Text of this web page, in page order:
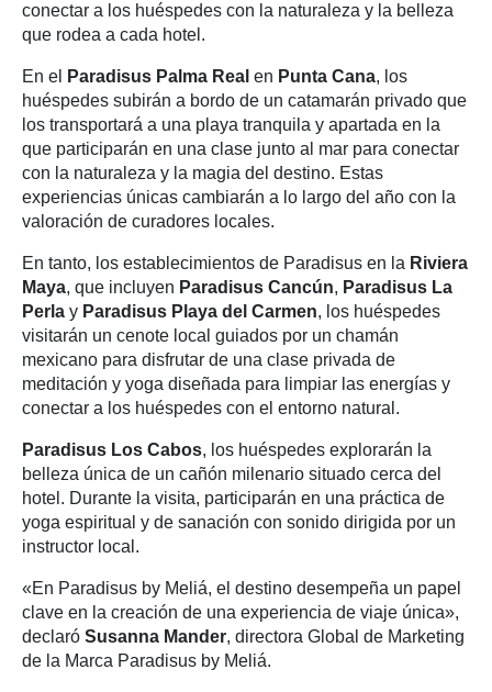
conectar a los huéspedes con la naturaleza y la belleza
que rodea a cada hotel.
En el Paradisus Palma Real en Punta Cana, los
huéspedes subirán a bordo de un catamarán privado que
los transportará a una playa tranquila y apartada en la
que participarán en una clase junto al mar para conectar
con la naturaleza y la magia del destino. Estas
experiencias únicas cambiarán a lo largo del año con la
valoración de curadores locales.
En tanto, los establecimientos de Paradisus en la Riviera
Maya, que incluyen Paradisus Cancún, Paradisus La
Perla y Paradisus Playa del Carmen, los huéspedes
visitarán un cenote local guiados por un chamán
mexicano para disfrutar de una clase privada de
meditación y yoga diseñada para limpiar las energías y
conectar a los huéspedes con el entorno natural.
Paradisus Los Cabos, los huéspedes explorarán la
belleza única de un cañón milenario situado cerca del
hotel. Durante la visita, participarán en una práctica de
yoga espiritual y de sanación con sonido dirigida por un
instructor local.
«En Paradisus by Meliá, el destino desempeña un papel
clave en la creación de una experiencia de viaje única»,
declaró Susanna Mander, directora Global de Marketing
de la Marca Paradisus by Meliá.